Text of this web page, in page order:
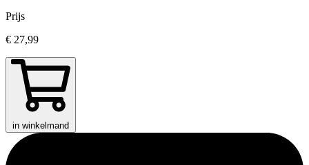
Prijs
€ 27,99
in winkelmand